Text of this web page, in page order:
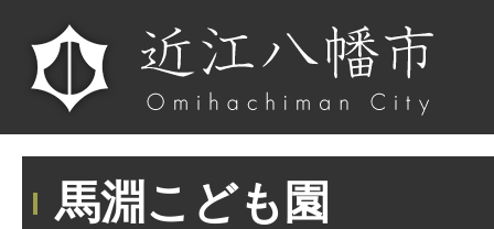
馬淵こども園